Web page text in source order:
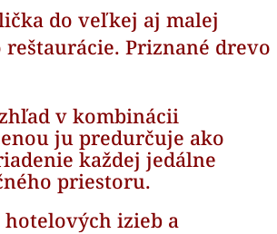
do veľkej aj malej
reštaurácie. Priznané drevo
v kombinácii
ju predurčuje ako
každej jedálne
priestoru.
izieb a